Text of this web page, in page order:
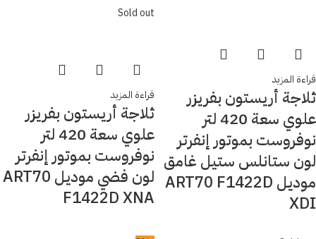
قراءة المزيد
ثلاجة أريستون بفريزر
علوي سعة 420 لتر
نوفروست بموتور إنفرتر
لون ستانلس ستيل غامق
موديل ART70 F1422D
XDI
Sold out
قراءة المزيد
ثلاجة أريستون بفريزر
علوي سعة 420 لتر
نوفروست بموتور إنفرتر
لون فضي موديل ART70
F1422D XNA